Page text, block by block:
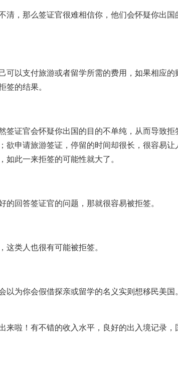
，那么签证官很难相信你，他们会怀疑你出国
可以支付旅游或者留学所需的费用，如果相应的
签的结果。
证官会怀疑你出国的目的不单纯，从而导致拒
欲申请旅游签证，停留的时间却很长，很容易让
此一来拒签的可能性就大了。
回答签证官的问题，那就很容易被拒签。
类人也很有可能被拒签。
以为你会假借探亲或留学的名义实则想移民美国
来啦！有不错的收入水平，良好的出入境记录，